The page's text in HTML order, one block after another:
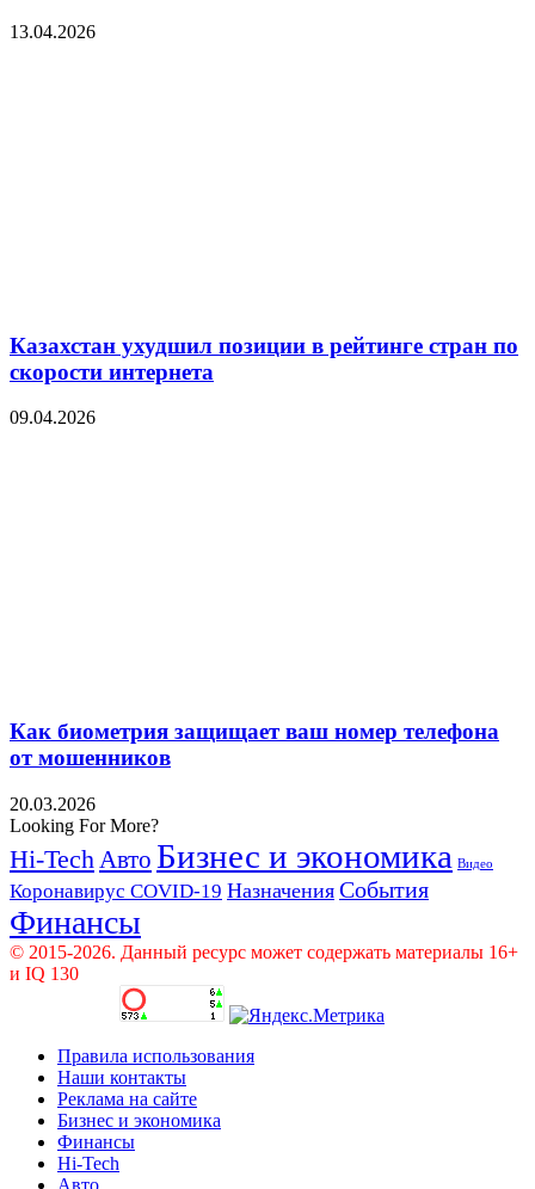
13.04.2026
Казахстан ухудшил позиции в рейтинге стран по
скорости интернета
09.04.2026
Как биометрия защищает ваш номер телефона
от мошенников
20.03.2026
Looking For More?
Hi-TechАвто Бизнес и экономика Видео
Коронавирус COVID-19 Назначения События
Финансы
© 2015-2026. Данный ресурс может содержать материалы 16+
и IQ 130
Правила использования
Наши контакты
Реклама на сайте
Бизнес и экономика
Финансы
Hi-Tech
Авто